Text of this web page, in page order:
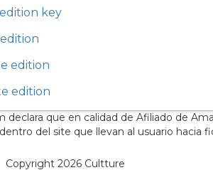
key
edition
edition
que en calidad de Afiliado de
del site que llevan al usuario hacia
2026 Cultture